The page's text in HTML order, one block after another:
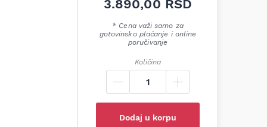
3.890,00 RSD
* Cena važi samo za
gotovinsko plaćanje i online
poručivanje
Količina
Dodaj u korpu